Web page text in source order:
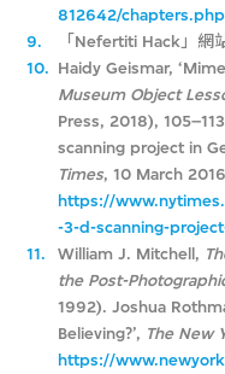
812642/chapters.php
9.
「Nefertiti Hack」網
10. Haidy Geismar,
Museum Object
Press, 2018),
scanning project in
Times, 10 March
https://
-3-d-scanning-
11.
William J. Mitchell,
the Post-
1992). Joshua
Believing?’, The New
https://